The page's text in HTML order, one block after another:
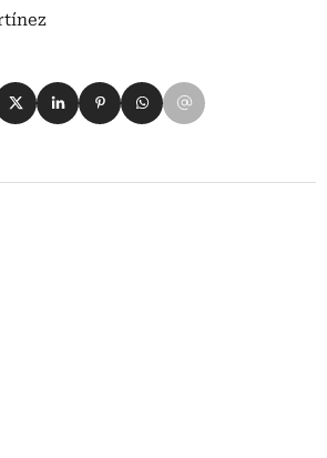
su Facebook
su X
Condividi su LinkedIn
Condividi su Pinterest
Condividi su WhatsApp
Condividi su Email